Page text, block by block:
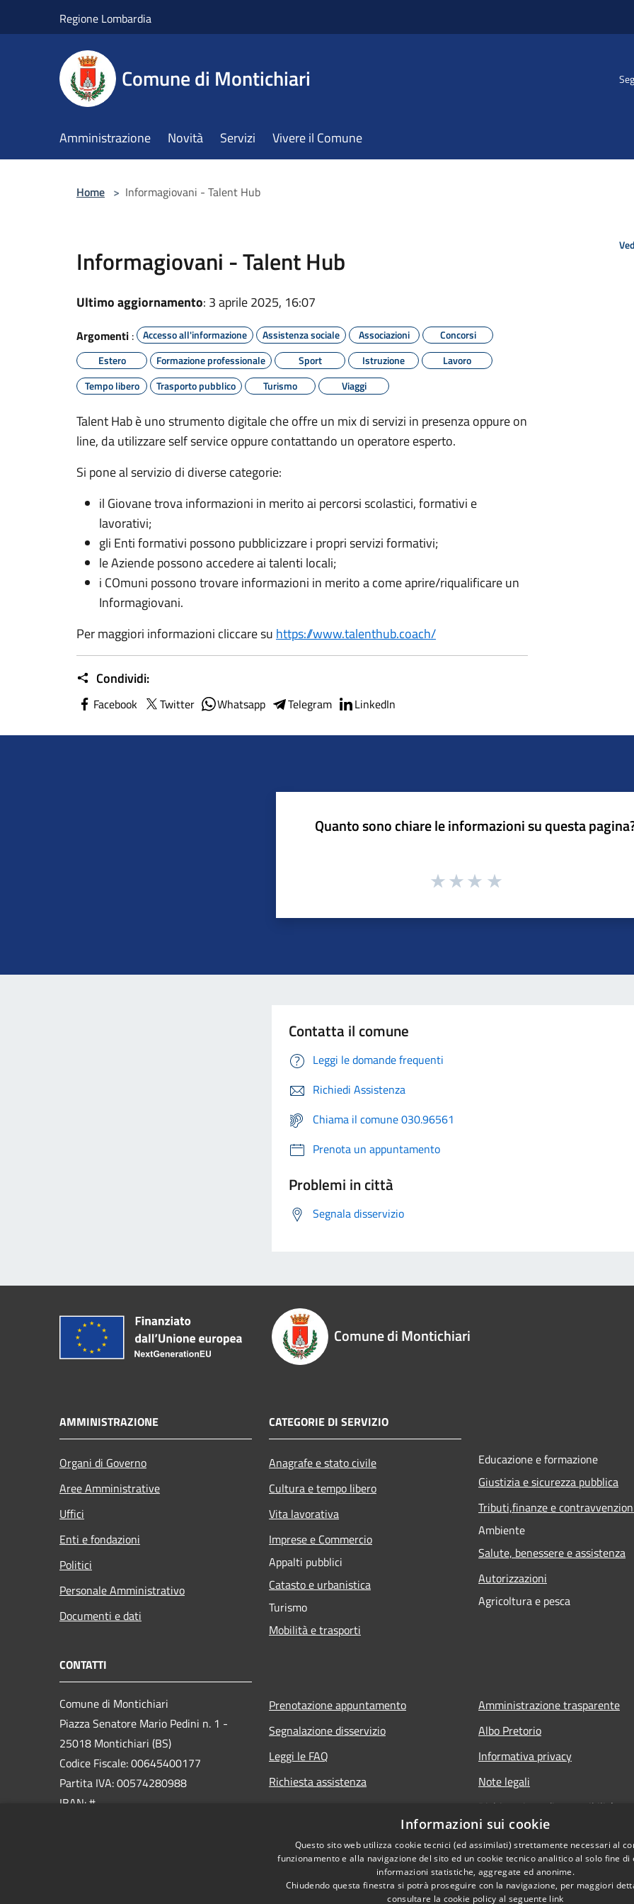
Regione Lombardia
Comune di Montichiari
Amministrazione Novità Servizi Vivere il Comune
Home > Informagiovani - Talent Hub
Informagiovani - Talent Hub
Ultimo aggiornamento: 3 aprile 2025, 16:07
Argomenti : Accesso all'informazione Assistenza sociale Associazioni
Concorsi
Estero
Formazione professionale Sport Istruzione
Lavoro
Tempo libero
Trasporto pubblico Turismo Viaggi
Talent Hab è uno strumento digitale che offre un mix di servizi in presenza oppure on
line, da utilizzare self service oppure contattando un operatore esperto.
Si pone al servizio di diverse categorie:
il Giovane trova informazioni in merito ai percorsi scolastici, formativi e
lavorativi;
gli Enti formativi possono pubblicizzare i propri servizi formativi;
le Aziende possono accedere ai talenti locali;
i COmuni possono trovare informazioni in merito a come aprire/riqualificare un
Informagiovani.
Per maggiori informazioni cliccare su https://www.talenthub.coach/
Condividi:
Facebook Twitter Whatsapp Telegram LinkedIn
Quanto sono chiare le informazioni su questa
Contatta il comune
Leggi le domande frequenti
Richiedi Assistenza
Chiama il comune 030.96561
Prenota un appuntamento
Problemi in città
Segnala disservizio
Comune di Montichiari
AMMINISTRAZIONE
Organi di Governo
Aree Amministrative
Uffici
Enti e fondazioni
Politici
Personale Amministrativo
Documenti e dati
CATEGORIE DI SERVIZIO
Anagrafe e stato civile
Cultura e tempo libero
Vita lavorativa
Imprese e Commercio
Appalti pubblici
Catasto e urbanistica
Turismo
Mobilità e trasporti
Educazione e formazione
Giustizia e sicurezza pubblica
Tributi,finanze e
Ambiente
Salute, benessere e assistenza
Autorizzazioni
Agricoltura e pesca
CONTATTI
Comune di Montichiari
Piazza Senatore Mario Pedini n. 1 -
25018 Montichiari (BS)
Codice Fiscale: 00645400177
Partita IVA: 00574280988
IBAN: #
Prenotazione appuntamento
Segnalazione disservizio
Leggi le FAQ
Richiesta assistenza
Amministrazione trasparente
Albo Pretorio
Informativa privacy
Note legali
Dichiarazione di accessibilità
Whisteblowing
Informazioni sui cookie
Questo sito web utilizza cookie tecnici (ed assimilati) strettamente necessari al
funzionamento e alla navigazione del sito ed un cookie tecnico analitico al solo fine di
informazioni statistiche, aggregate ed anonime.
Chiudendo questa finestra si potrà proseguire con la navigazione, per maggiori
consultare la cookie policy al seguente link